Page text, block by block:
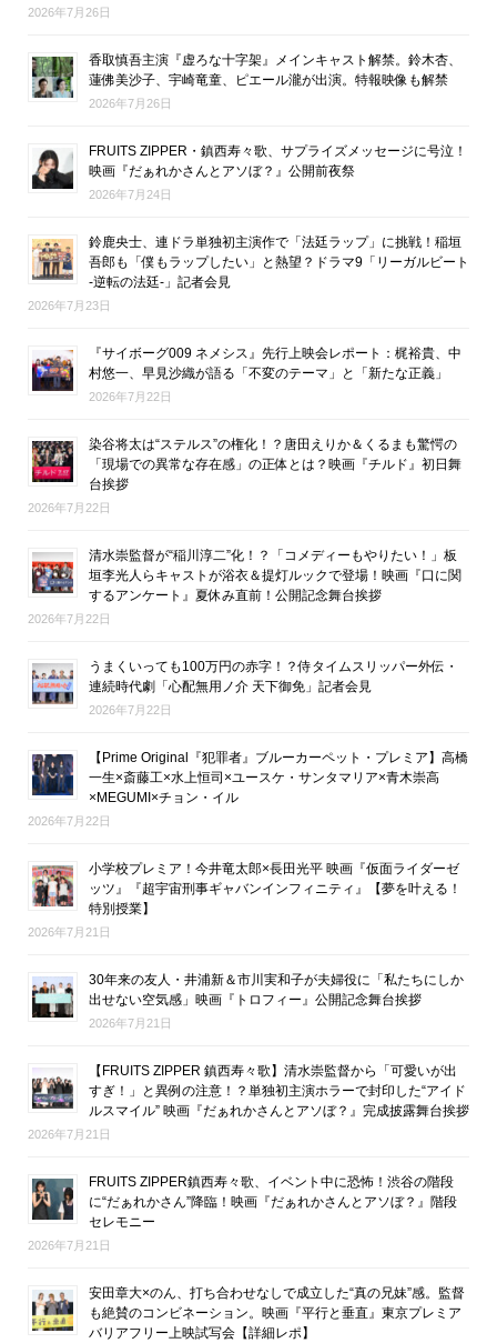
2026年7月26日
香取慎吾主演『虚ろな十字架』メインキャスト解禁。鈴木杏、
蓮佛美沙子、宇崎竜童、ピエール瀧が出演。特報映像も解禁
2026年7月26日
FRUITS ZIPPER・鎮西寿々歌、サプライズメッセージに号泣！
映画『だぁれかさんとアソぼ？』公開前夜祭
2026年7月24日
鈴鹿央士、連ドラ単独初主演作で「法廷ラップ」に挑戦！稲垣
吾郎も「僕もラップしたい」と熱望？ドラマ9「リーガルビート
-逆転の法廷-」記者会見
2026年7月23日
『サイボーグ009 ネメシス』先行上映会レポート：梶裕貴、中
村悠一、早見沙織が語る「不変のテーマ」と「新たな正義」
2026年7月22日
染谷将太は“ステルス”の権化！？唐田えりか＆くるまも驚愕の
「現場での異常な存在感」の正体とは？映画『チルド』初日舞
台挨拶
2026年7月22日
清水崇監督が“稲川淳二”化！？「コメディーもやりたい！」板
垣李光人らキャストが浴衣＆提灯ルックで登場！映画『口に関
するアンケート』夏休み直前！公開記念舞台挨拶
2026年7月22日
うまくいっても100万円の赤字！？侍タイムスリッパー外伝・
連続時代劇「心配無用ノ介 天下御免」記者会見
2026年7月22日
【Prime Original『犯罪者』ブルーカーペット・プレミア】高橋
一生×斎藤工×水上恒司×ユースケ・サンタマリア×青木崇高
×MEGUMI×チョン・イル
2026年7月22日
小学校プレミア！今井竜太郎×長田光平 映画『仮面ライダーゼ
ッツ』『超宇宙刑事ギャバンインフィニティ』【夢を叶える！
特別授業】
2026年7月21日
30年来の友人・井浦新＆市川実和子が夫婦役に「私たちにしか
出せない空気感」映画『トロフィー』公開記念舞台挨拶
2026年7月21日
【FRUITS ZIPPER 鎮西寿々歌】清水崇監督から「可愛いが出
すぎ！」と異例の注意！？単独初主演ホラーで封印した“アイド
ルスマイル” 映画『だぁれかさんとアソぼ？』完成披露舞台挨拶
2026年7月21日
FRUITS ZIPPER鎮西寿々歌、イベント中に恐怖！渋谷の階段
に“だぁれかさん”降臨！映画『だぁれかさんとアソぼ？』階段
セレモニー
2026年7月21日
安田章大×のん、打ち合わせなしで成立した“真の兄妹”感。監督
も絶賛のコンビネーション。映画『平行と垂直』東京プレミア
バリアフリー上映試写会【詳細レポ】